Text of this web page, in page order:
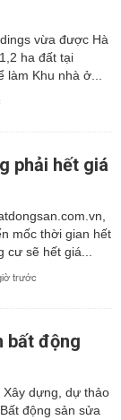
vừa được Hà
ha đất tại
Khu nhà ở...
phải hết giá
mốc thời gian hết
cư sẽ hết giá...
trước
bất động
dựng, dự thảo
động sản sửa